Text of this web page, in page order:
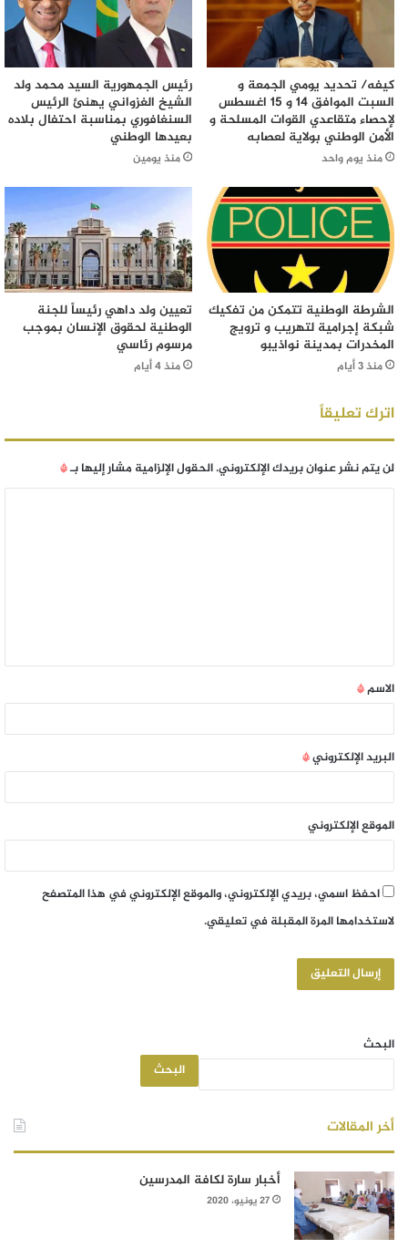
كيفه/ تحديد يومي الجمعة و
السبت الموافق 14 و 15 اغسطس
لإحصاء متقاعدي القوات المسلحة و
الأمن الوطني بولاية لعصابه
منذ يوم واحد
رئيس الجمهورية السيد محمد ولد
الشيخ الغزواني يهنئ الرئيس
السنغافوري بمناسبة احتفال بلاده
بعيدها الوطني
منذ يومين
الشرطة الوطنية تتمكن من تفكيك
شبكة إجرامية لتهريب و ترويج
المخدرات بمدينة نواذيبو
منذ 3 أيام
تعيين ولد داهي رئيساً للجنة
الوطنية لحقوق الإنسان بموجب
مرسوم رئاسي
منذ 4 أيام
اترك تعليقاً
لن يتم نشر عنوان بريدك الإلكتروني.الحقول الإلزامية مشار إليها بـ*
الاسم*
البريد الإلكتروني*
الموقع الإلكتروني
احفظ اسمي، بريدي الإلكتروني، والموقع الإلكتروني في هذا المتصفح
لاستخدامها المرة المقبلة في تعليقي.
البحث
البحث
أخر المقالات
أخبار سارة لكافة المدرسين
27 يونيو، 2020